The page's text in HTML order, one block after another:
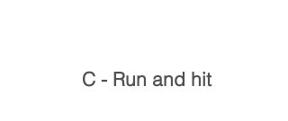
C - Run and hit